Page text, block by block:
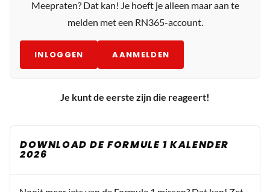
Meepraten? Dat kan! Je hoeft je alleen maar aan te
melden met een RN365-account.
INLOGGEN AANMELDEN
Je kunt de eerste zijn die reageert!
DOWNLOAD DE FORMULE 1 KALENDER
2026